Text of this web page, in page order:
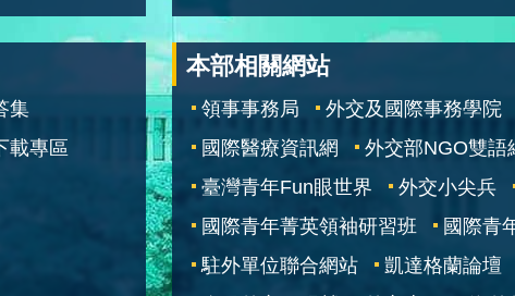
集
載專區
本部相關網站
領事事務局 外交及國際事務學院
國際醫療資訊網
外交部NGO雙語
臺灣青年Fun眼世界
外交小尖兵
國際青年菁英領袖研習班
國際青
駐外單位聯合網站
凱達格蘭論壇